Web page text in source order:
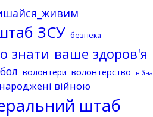
ЗСУ безпека
знати ваше здоров'я
волонтери волонтерство війна
війною
штаб